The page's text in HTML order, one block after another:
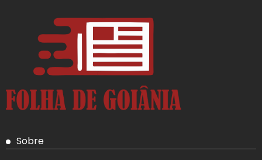
Sobre